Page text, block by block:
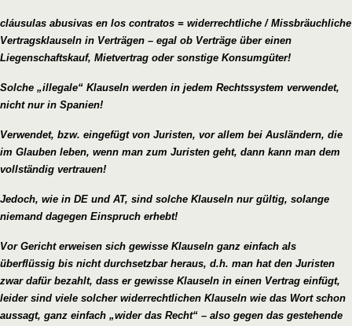
cláusulas abusivas en los contratos = widerrechtliche / Missbräuchliche
Vertragsklauseln in Verträgen – egal ob Verträge über einen
Liegenschaftskauf, Mietvertrag oder sonstige Konsumgüter!
Solche „illegale“ Klauseln werden in jedem Rechtssystem verwendet,
nicht nur in Spanien!
Verwendet, bzw. eingefügt von Juristen, vor allem bei Ausländern, die
im Glauben leben, wenn man zum Juristen geht, dann kann man dem
vollständig vertrauen!
Jedoch, wie in DE und AT, sind solche Klauseln nur gültig, solange
niemand dagegen Einspruch erhebt!
Vor Gericht erweisen sich gewisse Klauseln ganz einfach als
überflüssig bis nicht durchsetzbar heraus, d.h. man hat den Juristen
zwar dafür bezahlt, dass er gewisse Klauseln in einen Vertrag einfügt,
leider sind viele solcher widerrechtlichen Klauseln wie das Wort schon
aussagt, ganz einfach „wider das Recht“ – also gegen das gestehende